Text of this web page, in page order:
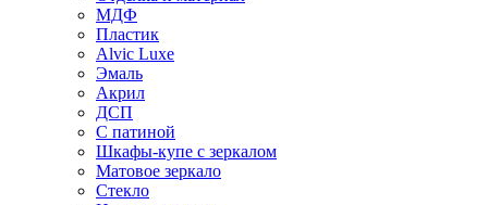
МДФ
Пластик
Alvic Luxe
Эмаль
Акрил
ДСП
С патиной
Шкафы-купе с зеркалом
Матовое зеркало
Стекло